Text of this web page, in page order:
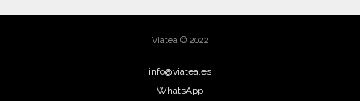
Viatea © 2022
info@viatea.es
WhatsApp